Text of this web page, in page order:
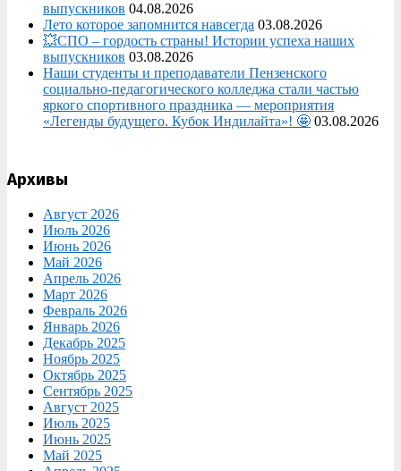
выпускников 04.08.2026
Лето которое запомнится навсегда 03.08.2026
💥СПО – гордость страны! Истории успеха наших
выпускников 03.08.2026
Наши студенты и преподаватели Пензенского
социально‑педагогического колледжа стали частью
яркого спортивного праздника — мероприятия
«Легенды будущего. Кубок Индилайта»! 🤩 03.08.2026
Архивы
Август 2026
Июль 2026
Июнь 2026
Май 2026
Апрель 2026
Март 2026
Февраль 2026
Январь 2026
Декабрь 2025
Ноябрь 2025
Октябрь 2025
Сентябрь 2025
Август 2025
Июль 2025
Июнь 2025
Май 2025